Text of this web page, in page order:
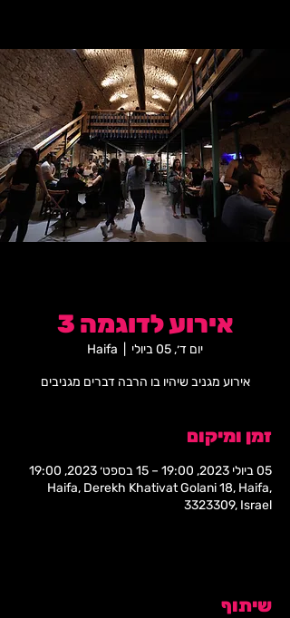
אירוע לדוגמה 3
יום ד׳, 05 ביולי Haifa
אירוע מגניב שיהיו בו הרבה דברים מגניבים
זמן ומיקום
05 ביולי 2023, 19:00 – 15 בספט׳ 2023, 19:00
Haifa, Derekh Khativat Golani 18, Haifa,
3323309, Israel
שיתוף